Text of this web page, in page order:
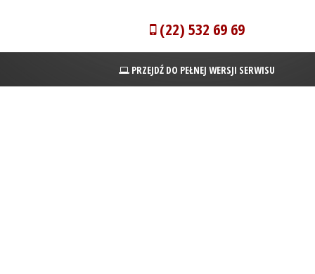
(22) 532 69 69
PRZEJDŹ DO PEŁNEJ WERSJI SERWISU